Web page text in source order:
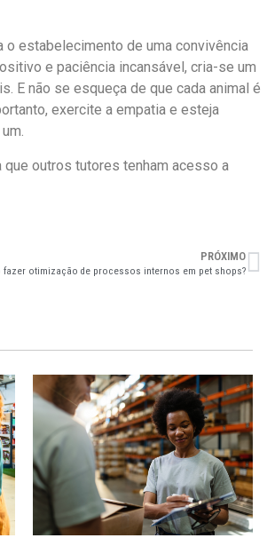
o estabelecimento de uma convivência
e paciência incansável, cria-se um
E não se esqueça de que cada animal é
exercite a empatia e esteja
outros tutores tenham acesso a
PRÓXIMO
fazer otimização de processos internos em pet shops?